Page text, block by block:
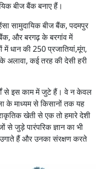
बीज बैंक बनाए हैं।
सामुदायिक बीज बैंक, पदमपुर
और बरगढ़ के बरगांव में
में धान की 250 प्रजातियां,मूंग,
अलावा, कई तरह की देसी हरी
से इस काम में जुटे हैं। वे न केवल
के माध्यम से किसानों तक यह
खेती से एक तो हमारे देशी
से जुड़े पारंपरिक ज्ञान का भी
हैं और उनका संरक्षण करते